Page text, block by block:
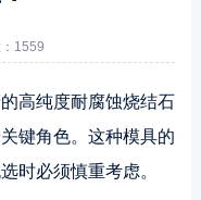
1559
高纯度耐腐蚀烧结石
键角色。这种模具的
时必须慎重考虑。